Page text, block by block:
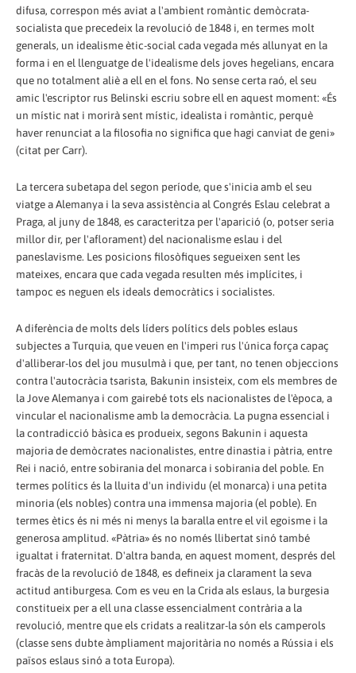
difusa, correspon més aviat a l'ambient romàntic demòcrata-
socialista que precedeix la revolució de 1848 i, en termes molt
generals, un idealisme ètic-social cada vegada més allunyat en la
forma i en el llenguatge de l'idealisme dels joves hegelians, encara
que no totalment aliè a ell en el fons. No sense certa raó, el seu
amic l'escriptor rus Belinski escriu sobre ell en aquest moment: «És
un místic nat i morirà sent místic, idealista i romàntic, perquè
haver renunciat a la filosofia no significa que hagi canviat de geni»
(citat per Carr).
La tercera subetapa del segon període, que s'inicia amb el seu
viatge a Alemanya i la seva assistència al Congrés Eslau celebrat a
Praga, al juny de 1848, es caracteritza per l'aparició (o, potser seria
millor dir, per l'aflorament) del nacionalisme eslau i del
paneslavisme. Les posicions filosòfiques segueixen sent les
mateixes, encara que cada vegada resulten més implícites, i
tampoc es neguen els ideals democràtics i socialistes.
A diferència de molts dels líders polítics dels pobles eslaus
subjectes a Turquia, que veuen en l'imperi rus l'única força capaç
d'alliberar-los del jou musulmà i que, per tant, no tenen objeccions
contra l'autocràcia tsarista, Bakunin insisteix, com els membres de
la Jove Alemanya i com gairebé tots els nacionalistes de l'època, a
vincular el nacionalisme amb la democràcia. La pugna essencial i
la contradicció bàsica es produeix, segons Bakunin i aquesta
majoria de demòcrates nacionalistes, entre dinastia i pàtria, entre
Rei i nació, entre sobirania del monarca i sobirania del poble. En
termes polítics és la lluita d'un individu (el monarca) i una petita
minoria (els nobles) contra una immensa majoria (el poble). En
termes ètics és ni més ni menys la baralla entre el vil egoisme i la
generosa amplitud. «Pàtria» és no només llibertat sinó també
igualtat i fraternitat. D'altra banda, en aquest moment, després del
fracàs de la revolució de 1848, es defineix ja clarament la seva
actitud antiburgesa. Com es veu en la Crida als eslaus, la burgesia
constitueix per a ell una classe essencialment contrària a la
revolució, mentre que els cridats a realitzar-la són els camperols
(classe sens dubte àmpliament majoritària no només a Rússia i els
països eslaus sinó a tota Europa).